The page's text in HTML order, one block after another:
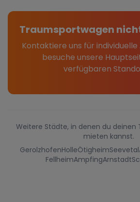
Traumsportwagen
Kontaktiere uns für
besuche unsere
verfügbaren
Weitere Städte, in denen du deinen
mieten kannst.
GerolzhofenHolleÖtigheimSeevetal
FellheimAmpfingArnstadt